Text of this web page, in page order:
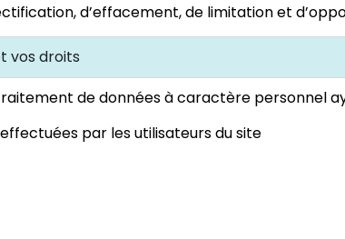
d’effacement, de limitation et
vos droits
de données à caractère personnel
par les utilisateurs du site